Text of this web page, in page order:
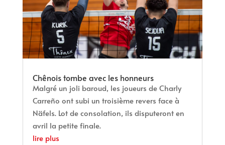
Chênois tombe avec les honneurs
Malgré un joli baroud, les joueurs de Charly
Carreño ont subi un troisième revers face à
Näfels. Lot de consolation, ils disputeront en
avril la petite finale.
lire plus